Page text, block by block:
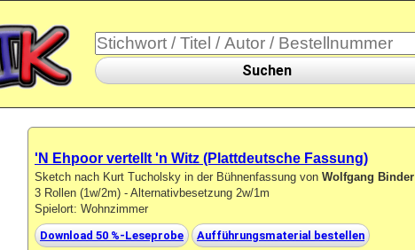
Suchen
'N Ehpoor vertellt 'n Witz (Plattdeutsche Fassung)
Sketch nach Kurt Tucholsky in der Bühnenfassung von Wolfgang Binder
3 Rollen (1w/2m) - Alternativbesetzung 2w/1m
Spielort: Wohnzimmer
Download 50 %-Leseprobe
Aufführungsmaterial bestellen